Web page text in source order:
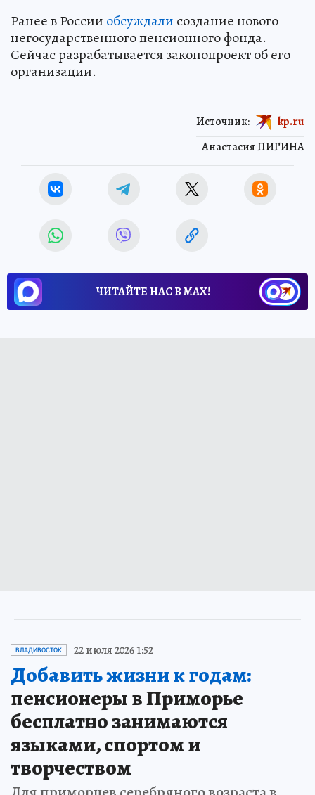
Ранее в России обсуждали создание нового
негосударственного пенсионного фонда.
Сейчас разрабатывается законопроект об его
организации.
Анастасия ПИГИНА
Источник: kp.ru
ЧИТАЙТЕ НАС В МАХ!
ВЛАДИВОСТОК 22 июля 2026 1:52
Добавить жизни к годам:
пенсионеры в Приморье
бесплатно занимаются
языками, спортом и
творчеством